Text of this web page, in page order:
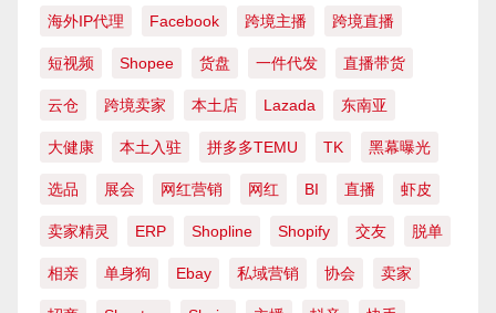
海外IP代理 Facebook 跨境主播 跨境直播
短视频 Shopee 货盘 一件代发 直播带货
云仓 跨境卖家 本土店 Lazada 东南亚
大健康 本土入驻 拼多多TEMU TK 黑幕曝光
选品 展会 网红营销 网红 BI 直播 虾皮
卖家精灵 ERP Shopline Shopify 交友 脱单
相亲 单身狗 Ebay 私域营销 协会 卖家